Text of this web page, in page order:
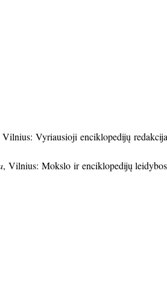
Vyriausioji enciklopedijų
, Vilnius: Mokslo ir enciklopedijų